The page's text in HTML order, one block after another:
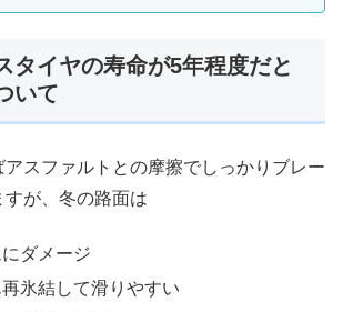
タイヤの寿命が5年程度だと
いて
スファルトとの摩擦でしっかりブレー
が、冬の路面は
ダメージ
氷結して滑りやすい